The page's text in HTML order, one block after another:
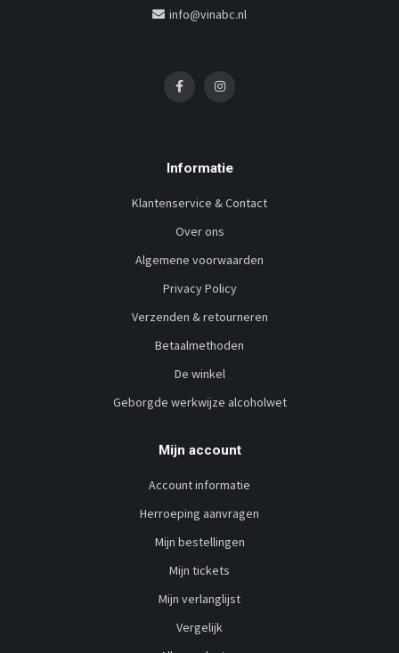
info@vinabc.nl
Informatie
Klantenservice & Contact
Over ons
Algemene voorwaarden
Privacy Policy
Verzenden & retourneren
Betaalmethoden
De winkel
Geborgde werkwijze alcoholwet
Mijn account
Account informatie
Herroeping aanvragen
Mijn bestellingen
Mijn tickets
Mijn verlanglijst
Vergelijk